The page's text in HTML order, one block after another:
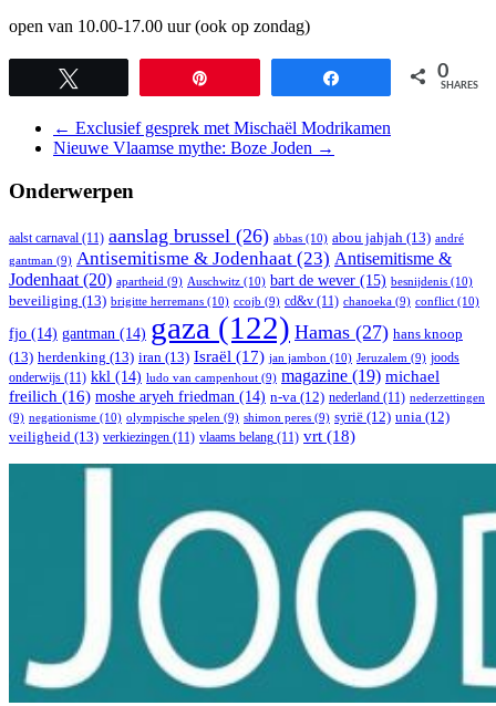
open van 10.00-17.00 uur (ook op zondag)
0
SHARES
← Exclusief gesprek met Mischaël Modrikamen
Nieuwe Vlaamse mythe: Boze Joden →
Onderwerpen
aalst carnaval (11) aanslag brussel (26) abbas (10) abou jahjah (13) andré
gantman (9) Antisemitisme & Jodenhaat (23) Antisemitisme &
Jodenhaat (20) apartheid (9) Auschwitz (10) bart de wever (15) besnijdenis (10)
beveiliging (13) brigitte herremans (10) ccojb (9) cd&v (11) chanoeka (9) conflict (10)
fjo (14) gantman (14) gaza (122) Hamas (27) hans knoop
(13) herdenking (13) iran (13) Israël (17) jan jambon (10) Jeruzalem (9) joods
onderwijs (11) kkl (14) ludo van campenhout (9) magazine (19) michael
freilich (16) moshe aryeh friedman (14) n-va (12) nederland (11) nederzettingen
(9) negationisme (10) olympische spelen (9) shimon peres (9) syrië (12) unia (12)
veiligheid (13) verkiezingen (11) vlaams belang (11) vrt (18)